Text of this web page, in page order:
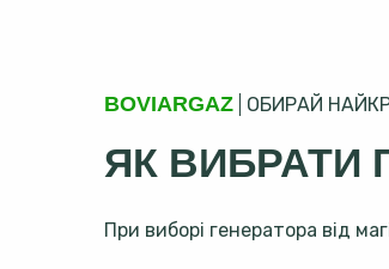
BOVIARGAZ ОБИРАЙ
ЯК ВИБРАТИ
При виборі генератора від